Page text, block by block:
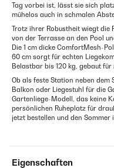
Tag vorbei ist, lässt sie sich
mühelos auch in schmalen
Trotz ihrer Robustheit wiegt die
von der Terrasse an den Pool
Die 1 cm dicke ComfortMesh-
60 cm sorgt für echten
Belastbar bis 120 kg, gebaut für
Ob als feste Station neben
Balkon oder Liegestuhl für die
Gartenliege-Modell, das keine
persönlichen Ruheplatz für
jetzt bestellen und den Sommer
Eigenschaften